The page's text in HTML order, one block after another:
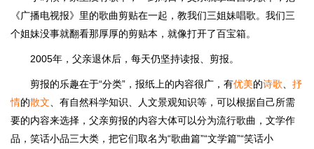
《广播电视报》里的歌曲剪贴在一起，教我们三姐妹唱歌。我们三
个姐妹没事就翻看那厚厚的剪贴本，就像打开了百宝箱。
2005年，父亲退休后，每天仍坚持读报、剪报。
剪报的乐趣在于“分类”，报纸上的内容很广，有优美的诗歌
抒
情的散文 、有自然科学知识、人文景观知识等，可以根据自己所需
要的内容来选择，父亲剪报的内容大体可以分为流行歌曲，文学作
品，笑话小品三大类，把它们取名为“歌曲篇”“文学篇”“笑话小